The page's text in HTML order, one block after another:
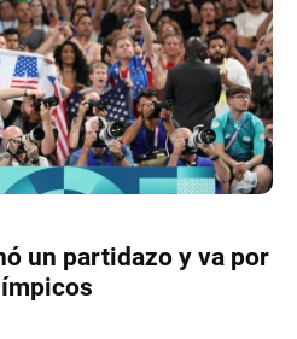
un partidazo y va por